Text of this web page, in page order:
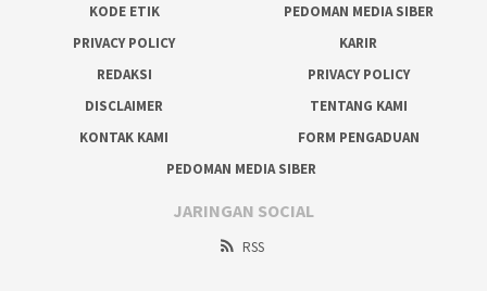
KODE ETIK
PEDOMAN MEDIA SIBER
PRIVACY POLICY
KARIR
REDAKSI
PRIVACY POLICY
DISCLAIMER
TENTANG KAMI
KONTAK KAMI
FORM PENGADUAN
PEDOMAN MEDIA SIBER
JARINGAN SOCIAL
RSS